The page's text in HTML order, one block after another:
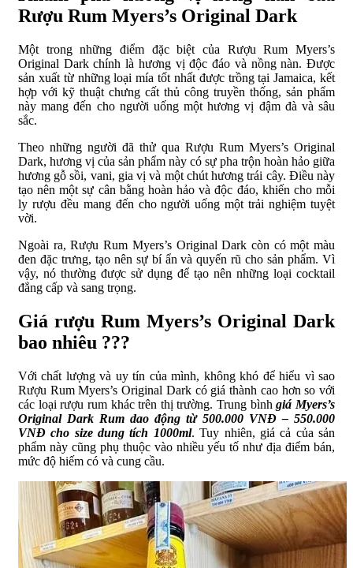
Rượu Rum Myers’s Original Dark
Một trong những điểm đặc biệt của Rượu Rum Myers’s
Original Dark chính là hương vị độc đáo và nồng nàn. Được
sản xuất từ những loại mía tốt nhất được trồng tại Jamaica, kết
hợp với kỹ thuật chưng cất thủ công truyền thống, sản phẩm
này mang đến cho người uống một hương vị đậm đà và sâu
sắc.
Theo những người đã thử qua Rượu Rum Myers’s Original
Dark, hương vị của sản phẩm này có sự pha trộn hoàn hảo giữa
hương gỗ sồi, vani, gia vị và một chút hương trái cây. Điều này
tạo nên một sự cân bằng hoàn hảo và độc đáo, khiến cho mỗi
ly rượu đều mang đến cho người uống một trải nghiệm tuyệt
vời.
Ngoài ra, Rượu Rum Myers’s Original Dark còn có một màu
đen đặc trưng, tạo nên sự bí ẩn và quyến rũ cho sản phẩm. Vì
vậy, nó thường được sử dụng để tạo nên những loại cocktail
đẳng cấp và sang trọng.
Giá rượu Rum Myers’s Original Dark
bao nhiêu ???
Với chất lượng và uy tín của mình, không khó để hiểu vì sao
Rượu Rum Myers’s Original Dark có giá thành cao hơn so với
các loại rượu rum khác trên thị trường. Trung bìnhgiá Myers’s
Original Dark Rum dao động từ 500.000 VNĐ – 550.000
VNĐ cho size dung tích 1000ml. Tuy nhiên, giá cả của sản
phẩm này cũng phụ thuộc vào nhiều yếu tố như địa điểm bán,
mức độ hiếm có và cung cầu.